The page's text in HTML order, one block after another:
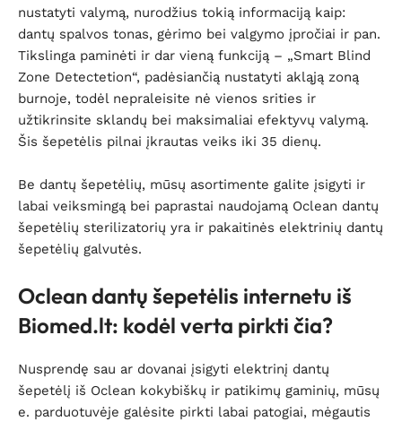
nustatyti valymą, nurodžius tokią informaciją kaip:
dantų spalvos tonas, gėrimo bei valgymo įpročiai ir pan.
Tikslinga paminėti ir dar vieną funkciją – „Smart Blind
Zone Detectetion“, padėsiančią nustatyti akląją zoną
burnoje, todėl nepraleisite nė vienos srities ir
užtikrinsite sklandų bei maksimaliai efektyvų valymą.
Šis šepetėlis pilnai įkrautas veiks iki 35 dienų.
Be dantų šepetėlių, mūsų asortimente galite įsigyti ir
labai veiksmingą bei paprastai naudojamą Oclean dantų
šepetėlių sterilizatorių yra ir pakaitinės elektrinių dantų
šepetėlių galvutės.
Oclean dantų šepetėlis internetu iš
Biomed.lt: kodėl verta pirkti čia?
Nusprendę sau ar dovanai įsigyti elektrinį dantų
šepetėlį iš Oclean kokybiškų ir patikimų gaminių, mūsų
e. parduotuvėje galėsite pirkti labai patogiai, mėgautis